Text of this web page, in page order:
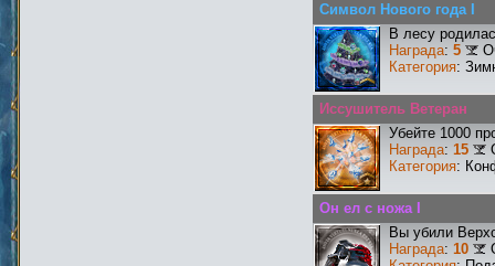
Символ Нового года I
В лесу
Награда: 5
Категория:
Иссушитель Ветеран
Убейте 1000
Награда: 15
Категория:
Он ел с ножа I
Вы убили
Награда: 10